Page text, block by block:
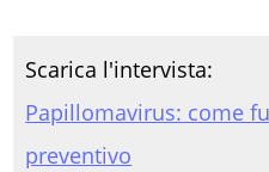
Scarica l'intervista:
Papillomavirus: come
preventivo